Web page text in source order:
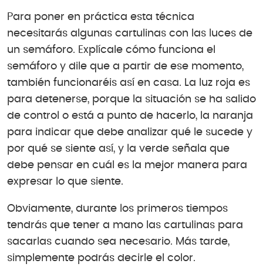
Para poner en práctica esta técnica
necesitarás algunas cartulinas con las luces de
un semáforo. Explícale cómo funciona el
semáforo y dile que a partir de ese momento,
también funcionaréis así en casa. La luz roja es
para detenerse, porque la situación se ha salido
de control o está a punto de hacerlo, la naranja
para indicar que debe analizar qué le sucede y
por qué se siente así, y la verde señala que
debe pensar en cuál es la mejor manera para
expresar lo que siente.
Obviamente, durante los primeros tiempos
tendrás que tener a mano las cartulinas para
sacarlas cuando sea necesario. Más tarde,
simplemente podrás decirle el color.